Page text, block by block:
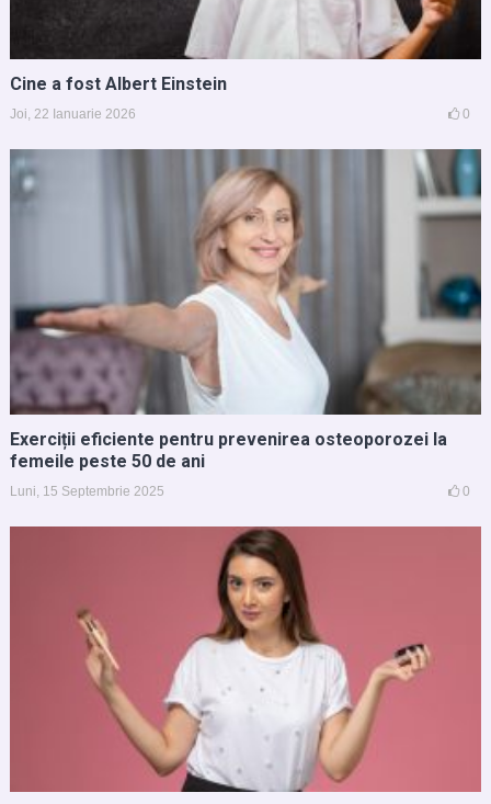
Cine a fost Albert Einstein
Joi, 22 Ianuarie 2026 0
Exerciții eficiente pentru prevenirea osteoporozei la
femeile peste 50 de ani
Luni, 15 Septembrie 2025 0